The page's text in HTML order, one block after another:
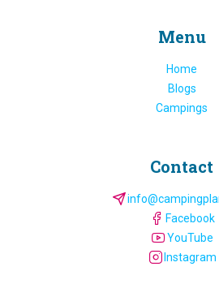
Menu
Home
Blogs
Campings
Contact
Facebook
YouTube
Instagram